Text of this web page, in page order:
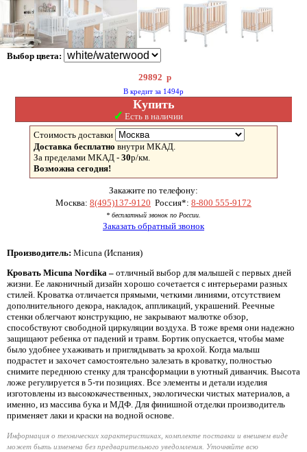
Выбор цвета:
29892 р
В кредит за 1494р
Купить
✓ Есть в наличии
Стоимость доставки
Доставка бесплатно внутри МКАД.
За пределами МКАД - 30р/км.
Возможна сегодня!
Закажите по телефону:
Москва: 8(495)137-9120 Россия*: 8-800 555-9172
* бесплатный звонок по России.
Заказать обратный звонок
Производитель: Micuna (Испания)
Кровать Micuna Nordika – отличный выбор для малышей с первых дней
жизни. Ее лаконичный дизайн хорошо сочетается с интерьерами разных
стилей. Кроватка отличается прямыми, четкими линиями, отсутствием
дополнительного декора, накладок, аппликаций, украшений. Реечные
стенки облегчают конструкцию, не закрывают малютке обзор,
способствуют свободной циркуляции воздуха. В тоже время они надежно
защищают ребенка от падений и травм. Бортик опускается, чтобы маме
было удобнее ухаживать и приглядывать за крохой. Когда малыш
подрастет и захочет самостоятельно залезать в кроватку, полностью
снимите переднюю стенку для трансформации в уютный диванчик. Высота
ложе регулируется в 5-ти позициях. Все элементы и детали изделия
изготовлены из высококачественных, экологически чистых материалов, а
именно, из массива бука и МДФ. Для финишной отделки производитель
применяет лаки и краски на водной основе.
Информация о технических характеристиках, комплекте поставки и внешнем виде
может быть изменена без предварительного уведомления. Уточняйте всю